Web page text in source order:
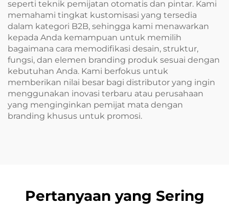
seperti teknik pemijatan otomatis dan pintar. Kami
memahami tingkat kustomisasi yang tersedia
dalam kategori B2B, sehingga kami menawarkan
kepada Anda kemampuan untuk memilih
bagaimana cara memodifikasi desain, struktur,
fungsi, dan elemen branding produk sesuai dengan
kebutuhan Anda. Kami berfokus untuk
memberikan nilai besar bagi distributor yang ingin
menggunakan inovasi terbaru atau perusahaan
yang menginginkan pemijat mata dengan
branding khusus untuk promosi.
Pertanyaan yang Sering